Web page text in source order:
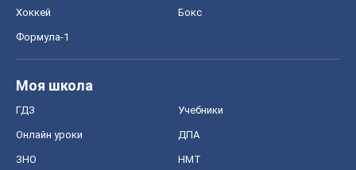
Хоккей Бокс
Формула-1
Моя школа
ГДЗ Учебники
Онлайн уроки ДПА
ЗНО НМТ